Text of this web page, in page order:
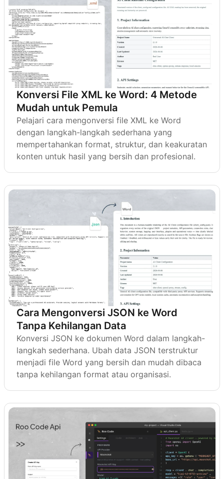
Konversi File XML ke Word: 4 Metode
Mudah untuk Pemula
Pelajari cara mengonversi file XML ke Word
dengan langkah-langkah sederhana yang
mempertahankan format, struktur, dan keakuratan
konten untuk hasil yang bersih dan profesional.
Cara Mengonversi JSON ke Word
Tanpa Kehilangan Data
Konversi JSON ke dokumen Word dalam langkah-
langkah sederhana. Ubah data JSON terstruktur
menjadi file Word yang bersih dan mudah dibaca
tanpa kehilangan format atau organisasi.